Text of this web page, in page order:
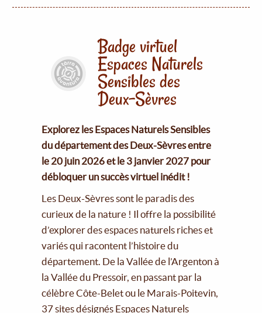
Badge virtuel
Espaces Naturels
Sensibles des
Deux-Sèvres
Explorez les Espaces Naturels Sensibles
du département des Deux-Sèvres entre
le 20 juin 2026 et le 3 janvier 2027 pour
débloquer un succès virtuel inédit !
Les Deux-Sèvres sont le paradis des
curieux de la nature ! Il offre la possibilité
d’explorer des espaces naturels riches et
variés qui racontent l’histoire du
département. De la Vallée de l’Argenton à
la Vallée du Pressoir, en passant par la
célèbre Côte-Belet ou le Marais-Poitevin,
37 sites désignés Espaces Naturels